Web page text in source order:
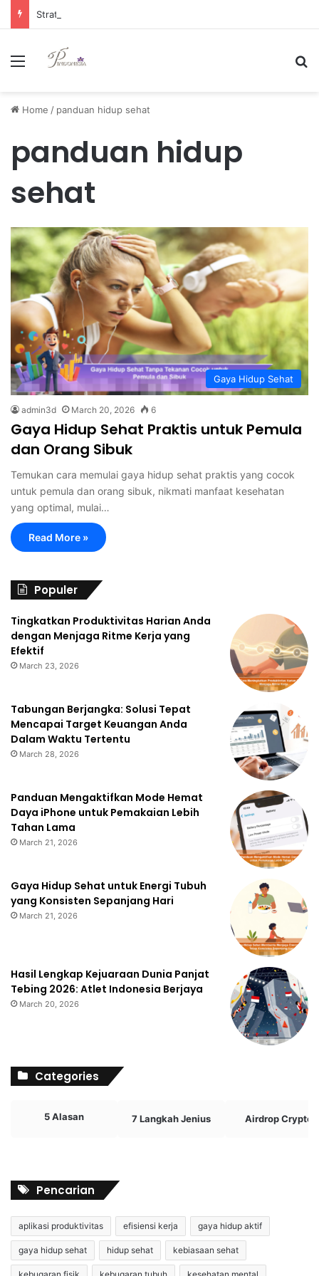
Menu
Home / panduan hidup sehat
panduan hidup
sehat
Gaya Hidup Sehat
admin3d March 20, 2026 6
Gaya Hidup Sehat Praktis untuk Pemula
dan Orang Sibuk
Temukan cara memulai gaya hidup sehat praktis yang cocok
untuk pemula dan orang sibuk, nikmati manfaat kesehatan
yang optimal, mulai…
Read More »
Populer
Tingkatkan Produktivitas Harian Anda
dengan Menjaga Ritme Kerja yang
Efektif
March 23, 2026
Tabungan Berjangka: Solusi Tepat
Mencapai Target Keuangan Anda
Dalam Waktu Tertentu
March 28, 2026
Panduan Mengaktifkan Mode Hemat
Daya iPhone untuk Pemakaian Lebih
Tahan Lama
March 21, 2026
Gaya Hidup Sehat untuk Energi Tubuh
yang Konsisten Sepanjang Hari
March 21, 2026
Hasil Lengkap Kejuaraan Dunia Panjat
Tebing 2026: Atlet Indonesia Berjaya
March 20, 2026
Categories
5 Alasan 7 Langkah Jenius Airdrop Crypto
Pencarian
aplikasi produktivitas efisiensi kerja gaya hidup aktif
gaya hidup sehat hidup sehat kebiasaan sehat